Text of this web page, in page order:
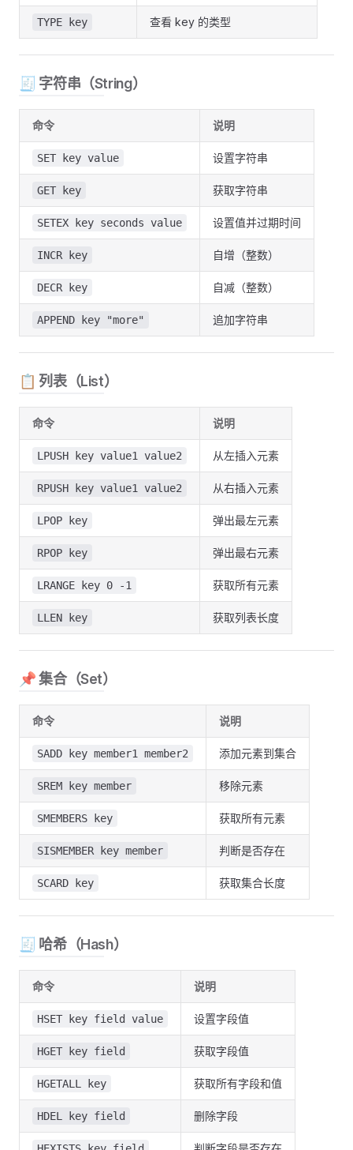
TYPE key 查看 key 的类型
🧾 字符串（String）
命令 说明
SET key value 设置字符串
GET key 获取字符串
SETEX key seconds value 设置值并过期时间
INCR key 自增（整数）
DECR key 自减（整数）
APPEND key "more" 追加字符串
📋 列表（List）
命令 说明
LPUSH key value1 value2 从左插入元素
RPUSH key value1 value2 从右插入元素
LPOP key 弹出最左元素
RPOP key 弹出最右元素
LRANGE key 0 -1 获取所有元素
LLEN key 获取列表长度
📌 集合（Set）
命令 说明
SADD key member1 member2 添加元素到集合
SREM key member 移除元素
SMEMBERS key 获取所有元素
SISMEMBER key member 判断是否存在
SCARD key 获取集合长度
🧾 哈希（Hash）
命令 说明
HSET key field value 设置字段值
HGET key field 获取字段值
HGETALL key 获取所有字段和值
HDEL key field 删除字段